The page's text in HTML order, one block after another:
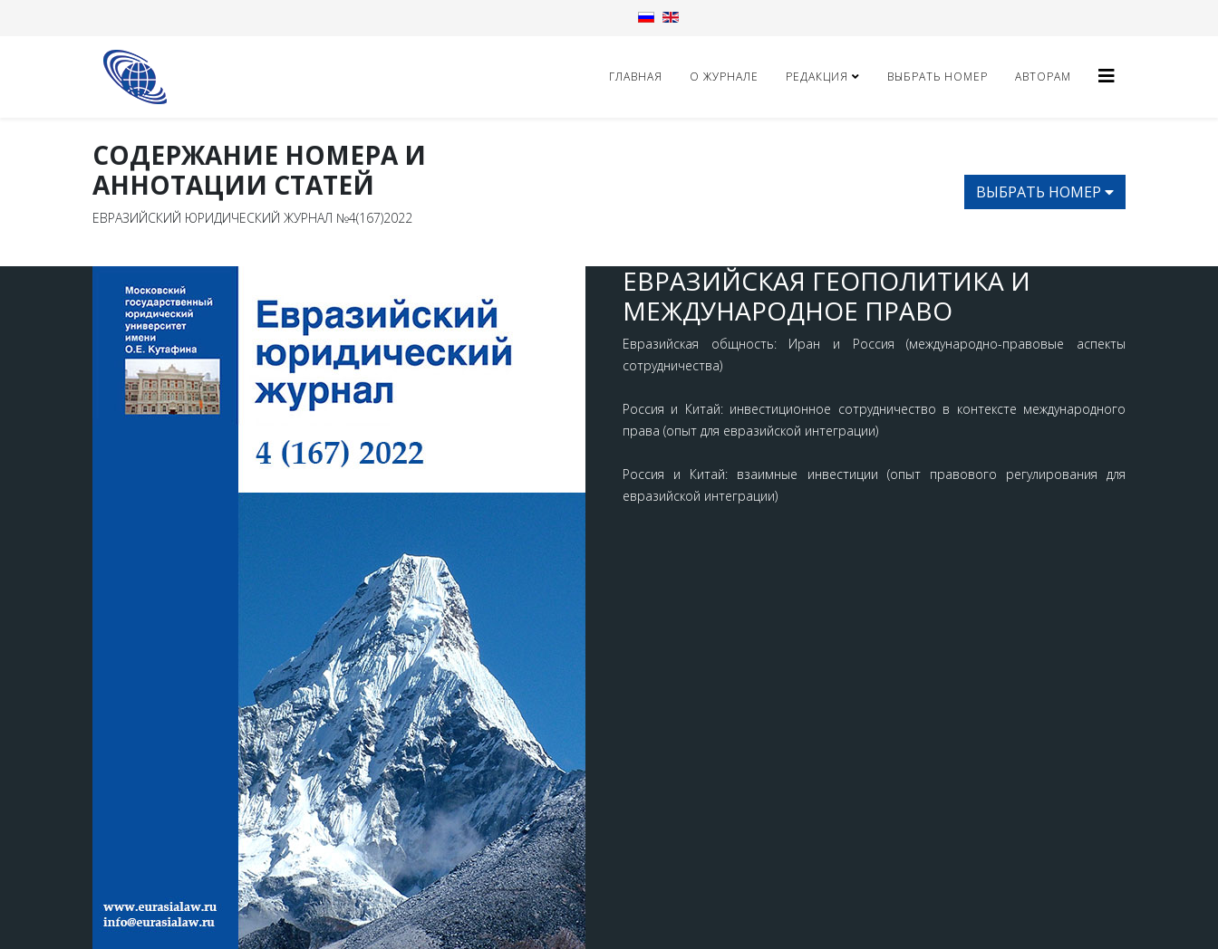
ГЛАВНАЯ О ЖУРНАЛЕ РЕДАКЦИЯ ВЫБРАТЬ НОМЕР АВТОРАМ
СОДЕРЖАНИЕ НОМЕРА И
АННОТАЦИИ СТАТЕЙ
ЕВРАЗИЙСКИЙ ЮРИДИЧЕСКИЙ ЖУРНАЛ №4(167)2022
ВЫБРАТЬ НОМЕР
ЕВРАЗИЙСКАЯ ГЕОПОЛИТИКА И
МЕЖДУНАРОДНОЕ ПРАВО
Евразийская общность: Иран и Россия (международно-правовые аспекты
сотрудничества)
Россия и Китай: инвестиционное сотрудничество в контексте международного
права (опыт для евразийской интеграции)
Россия и Китай: взаимные инвестиции (опыт правового регулирования для
евразийской интеграции)